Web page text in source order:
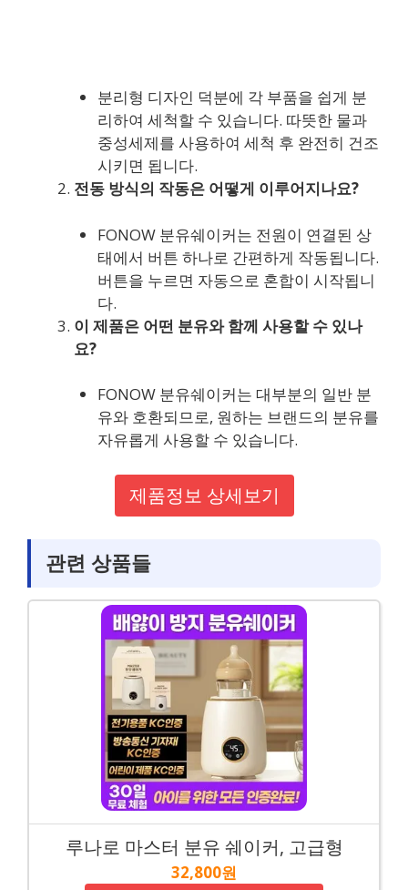
분리형 디자인 덕분에 각 부품을 쉽게 분
리하여 세척할 수 있습니다. 따뜻한 물과
중성세제를 사용하여 세척 후 완전히 건조
시키면 됩니다.
전동 방식의 작동은 어떻게 이루어지나요?
FONOW 분유쉐이커는 전원이 연결된 상
태에서 버튼 하나로 간편하게 작동됩니다.
버튼을 누르면 자동으로 혼합이 시작됩니
다.
이 제품은 어떤 분유와 함께 사용할 수 있나
요?
FONOW 분유쉐이커는 대부분의 일반 분
유와 호환되므로, 원하는 브랜드의 분유를
자유롭게 사용할 수 있습니다.
제품정보 상세보기
관련 상품들
루나로 마스터 분유 쉐이커, 고급형
32,800원